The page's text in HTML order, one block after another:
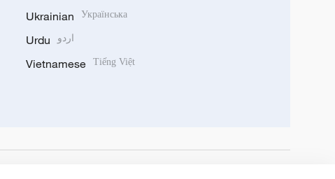
Ukrainian Українська
Urdu اردو
Vietnamese Tiếng Việt